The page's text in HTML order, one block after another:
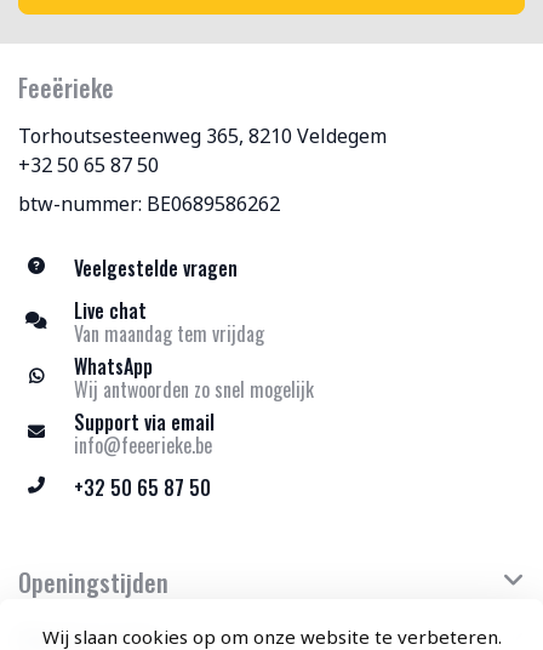
Wij slaan cookies op om onze website te verbeteren.
Feeërieke
Torhoutsesteenweg 365, 8210 Veldegem
+32 50 65 87 50
btw-nummer: BE0689586262
Veelgestelde vragen
Live chat
Van maandag tem vrijdag
WhatsApp
Wij antwoorden zo snel mogelijk
Support via email
info@feeerieke.be
+32 50 65 87 50
Openingstijden
Klantenservice